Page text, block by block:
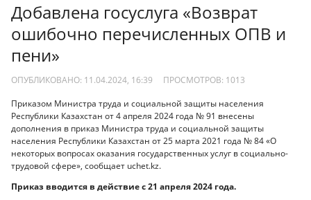
Добавлена госуслуга «Возврат
ошибочно перечисленных ОПВ и
пени»
ОПУБЛИКОВАНО: 11.04.2024, 16:39 ПРОСМОТРОВ: 1013
Приказом Министра труда и социальной защиты населения
Республики Казахстан от 4 апреля 2024 года № 91 внесены
дополнения в приказ Министра труда и социальной защиты
населения Республики Казахстан от 25 марта 2021 года № 84 «О
некоторых вопросах оказания государственных услуг в социально-
трудовой сфере», сообщает uchet.kz.
Приказ вводится в действие с 21 апреля 2024 года.